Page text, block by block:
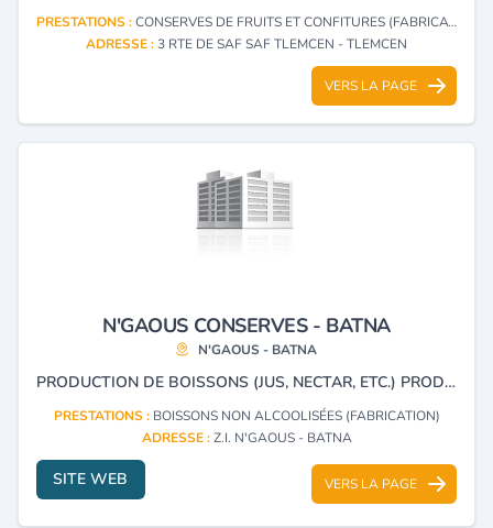
PRESTATIONS :CONSERVES DE FRUITS ET CONFITURES (FABRICATION, GROS)
ADRESSE :3 RTE DE SAF SAF TLEMCEN - TLEMCEN
VERS LA PAGE
N'GAOUS CONSERVES - BATNA
N'GAOUS - BATNA
PRODUCTION DE BOISSONS (JUS, NECTAR, ETC.) PRODUCTION DE CONSERVES ET PULPE DE FRUITS (EXTRACTION).
PRESTATIONS : BOISSONS NON ALCOOLISÉES (FABRICATION)
ADRESSE :Z.I. N'GAOUS - BATNA
SITE WEB VERS LA PAGE